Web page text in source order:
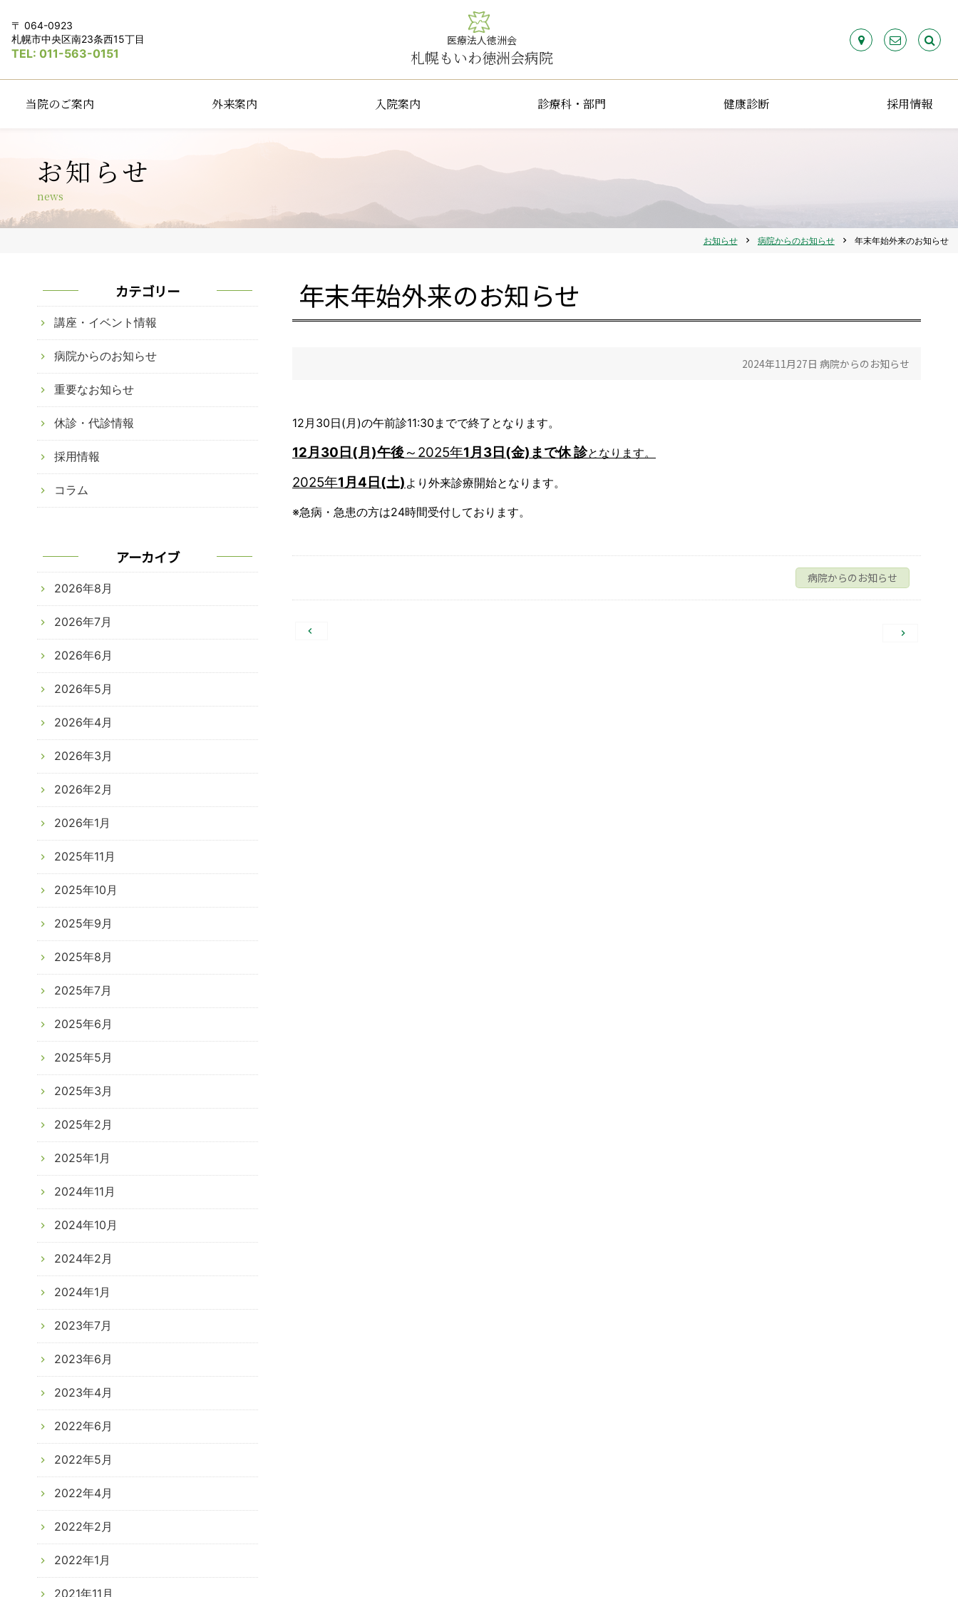
064-0923
札幌市中央区南23条西15丁目
011-563-0151
医療法人徳洲会
札幌もいわ徳洲会病院
検
索:
当院のご案内 外来案内 入院案内 診療科・部門 健康診断 採用情報
お知らせ
news
お知らせ chevron_right 病院からのお知らせ chevron_right 年末年始外来のお知らせ
年末年始外来のお知らせ
2024年11月27日 病院からのお知らせ
12月 30日( 月 )の午前診11:30 までで終了となります。
12月30日(月)午後～2025年1月3日(金)まで休 診となります。
2025年1月4日(土) より外来診療開始となります。
※急病・急患の方は24時間受付しております。
病院からのお知らせ
投
カテゴリー
講座・イベント情報
病院からのお知らせ
重要なお知らせ
休診・代診情報
採用情報
コラム
アーカイブ
2026年8月
2026年7月
2026年6月
2026年5月
2026年4月
2026年3月
2026年2月
2026年1月
2025年11月
2025年10月
2025年9月
2025年8月
2025年7月
2025年6月
2025年5月
2025年3月
2025年2月
2025年1月
2024年11月
2024年10月
2024年2月
2024年1月
2023年7月
2023年6月
2023年4月
2022年6月
2022年5月
2022年4月
2022年2月
2022年1月
2021年11月